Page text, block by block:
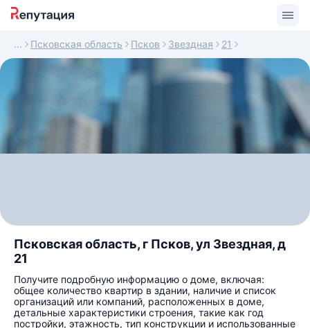
Псковская область Псков Звездная 21
Псковская область, г Псков, ул Звездная, д
21
Получите подробную информацию о доме, включая:
общее количество квартир в здании, наличие и список
организаций или компаний, расположенных в доме,
детальные характеристики строения, такие как год
постройки, этажность, тип конструкции и использованные